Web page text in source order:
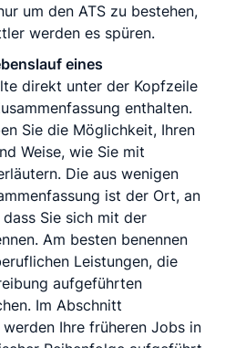
um den ATS zu bestehen,
werden es spüren.
eines
direkt unter der Kopfzeile
enthalten.
Sie die Möglichkeit, Ihren
Weise, wie Sie mit
Die aus wenigen
ist der Ort, an
Sie sich mit der
Am besten benennen
Leistungen, die
aufgeführten
Im Abschnitt
werden Ihre früheren Jobs in